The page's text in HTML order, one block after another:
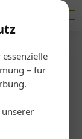
– für
08:12 Uhr